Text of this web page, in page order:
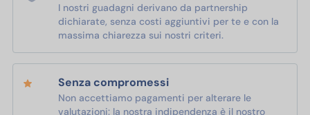
I nostri guadagni derivano da partnership
dichiarate, senza costi aggiuntivi per te e con la
massima chiarezza sui nostri criteri.
Senza compromessi
Non accettiamo pagamenti per alterare le
valutazioni: la nostra indipendenza è il nostro